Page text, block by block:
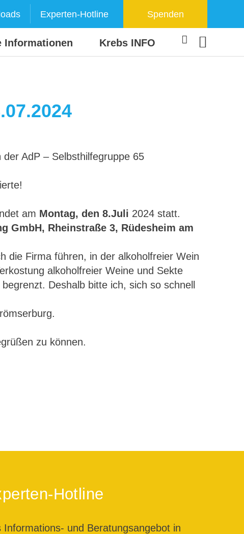
Experten-Hotline Spenden
Informationen Krebs INFO
AdP – Selbsthilfegruppe 65
am Montag, den 8.Juli 2024 statt.
GmbH, Rheinstraße 3, Rüdesheim am
die Firma führen, in der alkoholfreier Wein
alkoholfreier Weine und Sekte
Deshalb bitte ich, sich so schnell
zu können.
Hotline
Informations- und Beratungsangebot in